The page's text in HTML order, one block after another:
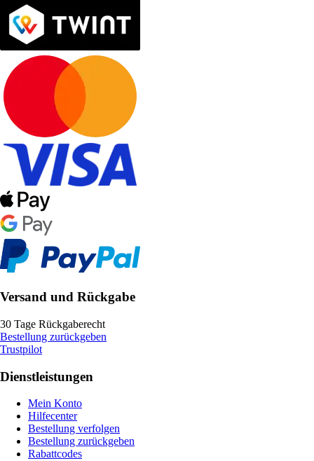
Versand und Rückgabe
30 Tage Rückgaberecht
Bestellung zurückgeben
Trustpilot
Dienstleistungen
Mein Konto
Hilfecenter
Bestellung verfolgen
Bestellung zurückgeben
Rabattcodes